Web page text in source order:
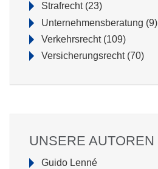
Strafrecht (23)
Unternehmensberatung (9)
Verkehrsrecht (109)
Versicherungsrecht (70)
UNSERE AUTOREN
Navigation
Guido Lenné